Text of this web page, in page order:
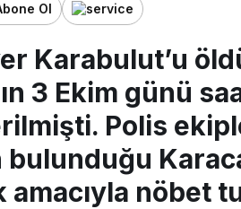
Ol
Karabulut’u
3 Ekim günü
Polis
amacıyla nöbet